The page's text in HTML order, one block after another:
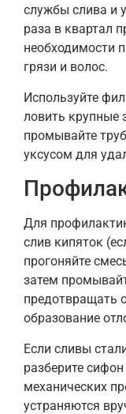
службы слива и
раза в квартал
необходимости
грязи и волос.
Используйте
ловить крупные
промывайте
уксусом для
Для
слив кипяток
прогоняйте
затем
предотвращать
образование
Если сливы
разберите
механических
устраняются